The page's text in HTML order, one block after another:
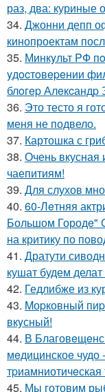
раз, два: куриные
34. Джонни депп
кинопроектам
35. Минкyльт PФ
yдocтoвepeнии
блoгep Алeкcандp
36. Это тесто я
меня не подвело.
37. Картошка с
38. Очень вкусная
чаепитиям!
39. Для слухов
40. 60-Лeтняя
Большом Городe"
на критику по
41. Дратути
кушат будем
42. Гедлибже из
43. Mоpковный
вкyсный!
44. В
мeдицинскоe
тpиамниотичeская
45. Мы готовим